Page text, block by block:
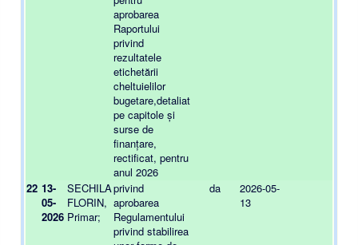
aprobarea
Raportului
privind
rezultatele
etichetării
cheltuielilor
bugetare,detaliat
pe capitole și
surse de
finanțare,
rectificat, pentru
anul 2026
22 13-
05-
2026
SECHILA
FLORIN,
Primar;
privind
aprobarea
Regulamentului
privind stabilirea
da
2026-05-
13